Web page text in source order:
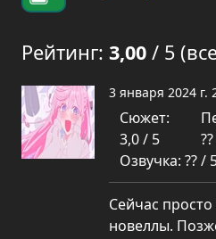
Рейтинг: 3,00 / 5
3 января 2024 г.
Сюжет:
3,0 / 5
Озвучка: ?? /
Сейчас
новеллы.